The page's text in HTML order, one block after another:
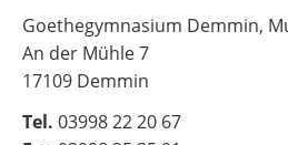
Goethegymnasium Demmin,
An der Mühle 7
17109 Demmin
Tel. 03998 22 20 67